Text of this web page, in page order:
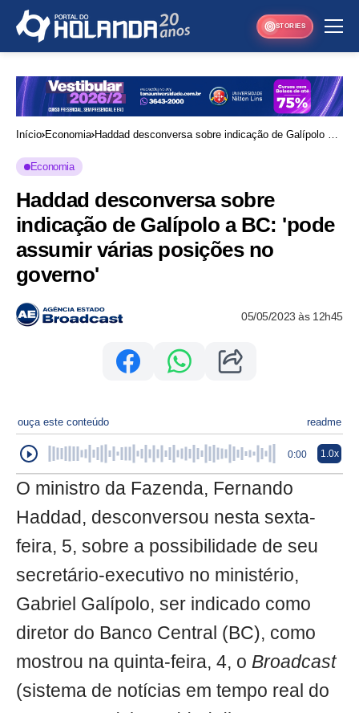
STORIES
Início Economia Haddad desconversa sobre indicação de Galípolo a
Economia
Haddad desconversa sobre
indicação de Galípolo a BC: 'pode
assumir várias posições no
governo'
05/05/2023 às 12h45
ouça este conteúdo readme
0:00 1.0x
O ministro da Fazenda, Fernando
Haddad, desconversou nesta sexta-
feira, 5, sobre a possibilidade de seu
secretário-executivo no ministério,
Gabriel Galípolo, ser indicado como
diretor do Banco Central (BC), como
mostrou na quinta-feira, 4, o Broadcast
(sistema de notícias em tempo real do